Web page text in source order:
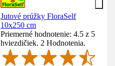
Jutové prúžky FloraSelf
10x250 cm
Priemerné hodnotenie: 4.5 z 5
hviezdičiek. 2 Hodnotenia.